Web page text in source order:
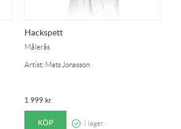
Hackspett
Målerås
Artist: Mats Jonasson
1 999kr
KÖP I lager.